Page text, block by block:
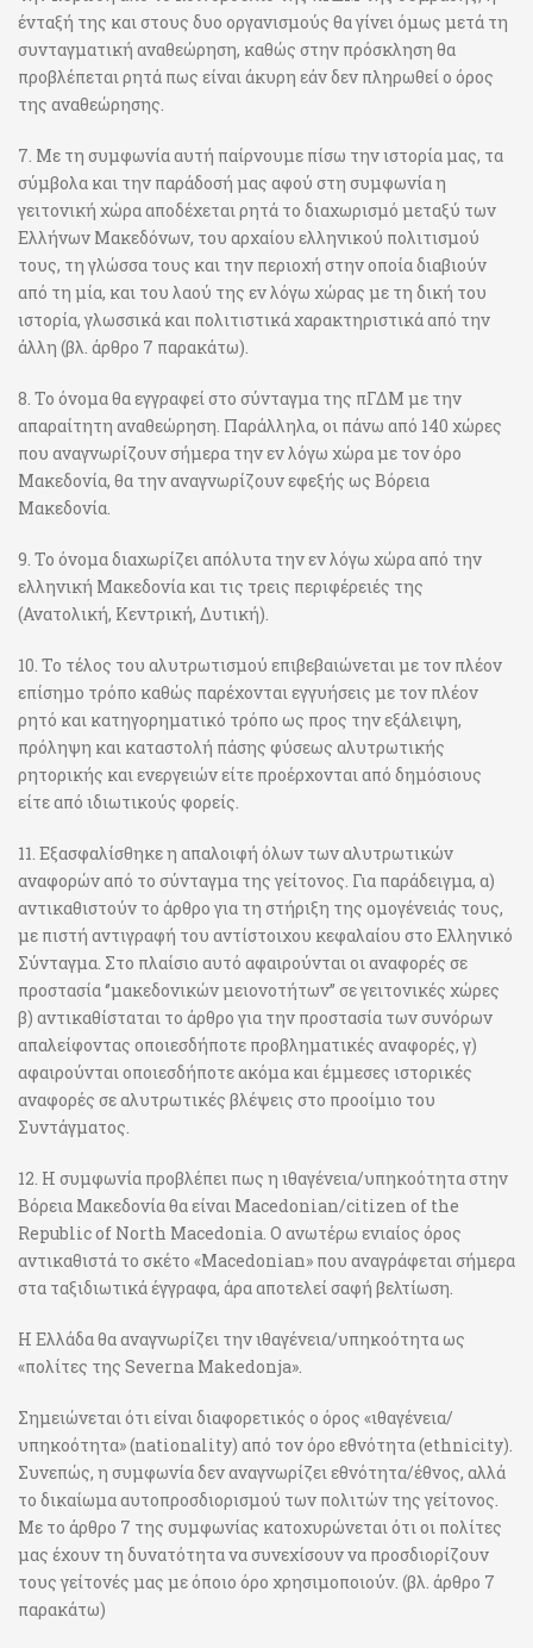
ένταξή της και στους δυο οργανισμούς θα γίνει όμως μετά τη
συνταγματική αναθεώρηση, καθώς στην πρόσκληση θα
προβλέπεται ρητά πως είναι άκυρη εάν δεν πληρωθεί ο όρος
της αναθεώρησης.
7. Με τη συμφωνία αυτή παίρνουμε πίσω την ιστορία μας, τα
σύμβολα και την παράδοσή μας αφού στη συμφωνία η
γειτονική χώρα αποδέχεται ρητά το διαχωρισμό μεταξύ των
Ελλήνων Μακεδόνων, του αρχαίου ελληνικού πολιτισμού
τους, τη γλώσσα τους και την περιοχή στην οποία διαβιούν
από τη μία, και του λαού της εν λόγω χώρας με τη δική του
ιστορία, γλωσσικά και πολιτιστικά χαρακτηριστικά από την
άλλη (βλ. άρθρο 7 παρακάτω).
8. Το όνομα θα εγγραφεί στο σύνταγμα της πΓΔΜ με την
απαραίτητη αναθεώρηση. Παράλληλα, οι πάνω από 140 χώρες
που αναγνωρίζουν σήμερα την εν λόγω χώρα με τον όρο
Μακεδονία, θα την αναγνωρίζουν εφεξής ως Βόρεια
Μακεδονία.
9. Το όνομα διαχωρίζει απόλυτα την εν λόγω χώρα από την
ελληνική Μακεδονία και τις τρεις περιφέρειές της
(Ανατολική, Κεντρική, Δυτική).
10. Το τέλος του αλυτρωτισμού επιβεβαιώνεται με τον πλέον
επίσημο τρόπο καθώς παρέχονται εγγυήσεις με τον πλέον
ρητό και κατηγορηματικό τρόπο ως προς την εξάλειψη,
πρόληψη και καταστολή πάσης φύσεως αλυτρωτικής
ρητορικής και ενεργειών είτε προέρχονται από δημόσιους
είτε από ιδιωτικούς φορείς.
11. Εξασφαλίσθηκε η απαλοιφή όλων των αλυτρωτικών
αναφορών από το σύνταγμα της γείτονος. Για παράδειγμα, α)
αντικαθιστούν το άρθρο για τη στήριξη της ομογένειάς τους,
με πιστή αντιγραφή του αντίστοιχου κεφαλαίου στο Ελληνικό
Σύνταγμα. Στο πλαίσιο αυτό αφαιρούνται οι αναφορές σε
προστασία ‘’μακεδονικών μειονοτήτων’’ σε γειτονικές χώρες
β) αντικαθίσταται το άρθρο για την προστασία των συνόρων
απαλείφοντας οποιεσδήποτε προβληματικές αναφορές, γ)
αφαιρούνται οποιεσδήποτε ακόμα και έμμεσες ιστορικές
αναφορές σε αλυτρωτικές βλέψεις στο προοίμιο του
Συντάγματος.
12. Η συμφωνία προβλέπει πως η ιθαγένεια/υπηκοότητα στην
Βόρεια Μακεδονία θα είναι Macedonian/citizen of the
Republic of North Macedonia. Ο ανωτέρω ενιαίος όρος
αντικαθιστά το σκέτο «Macedonian» που αναγράφεται σήμερα
στα ταξιδιωτικά έγγραφα, άρα αποτελεί σαφή βελτίωση.
Η Ελλάδα θα αναγνωρίζει την ιθαγένεια/υπηκοότητα ως
«πολίτες της Severna Makedonja».
Σημειώνεται ότι είναι διαφορετικός ο όρος «ιθαγένεια/
υπηκοότητα» (nationality) από τον όρο εθνότητα (ethnicity).
Συνεπώς, η συμφωνία δεν αναγνωρίζει εθνότητα/έθνος, αλλά
το δικαίωμα αυτοπροσδιορισμού των πολιτών της γείτονος.
Mε το άρθρο 7 της συμφωνίας κατοχυρώνεται ότι οι πολίτες
μας έχουν τη δυνατότητα να συνεχίσουν να προσδιορίζουν
τους γείτονές μας με όποιο όρο χρησιμοποιούν. (βλ. άρθρο 7
παρακάτω)